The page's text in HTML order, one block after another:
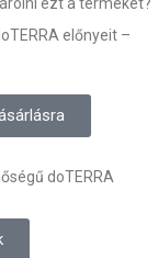
előnyeit –
doTERRA